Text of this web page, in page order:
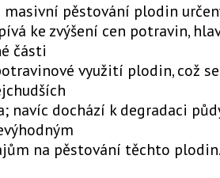
pěstování plodin
ke zvýšení cen potravin,
části
využití plodin, což
navíc dochází k degradaci
na pěstování těchto